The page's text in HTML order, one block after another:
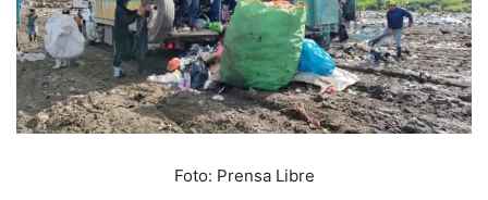
Foto: Prensa Libre